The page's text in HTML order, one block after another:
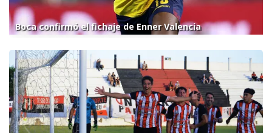
Boca confirmó el fichaje de Enner Valencia